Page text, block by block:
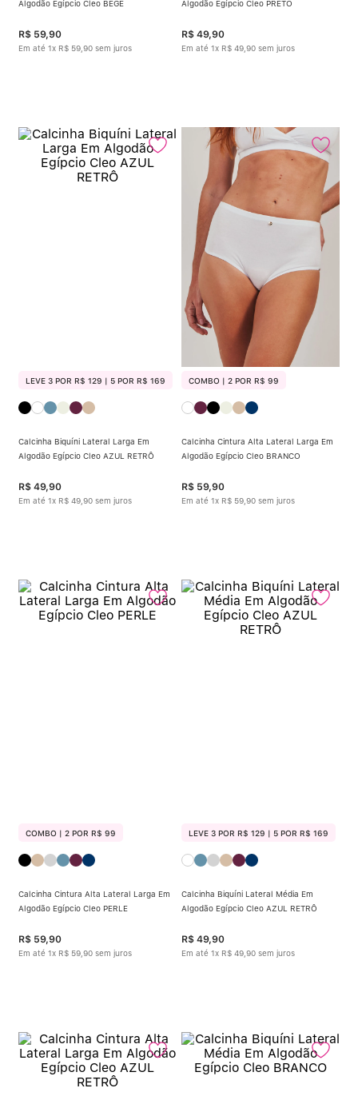
Algodão Egípcio Cleo BEGE
R$ 59,90
Em até 1x R$ 59 90 sem juros
Algodão Egípcio Cleo PRETO
R$ 49,90
Em até 1x R$ 49 90 sem juros
LEVE 3 POR R$ 129 | 5 POR R$ 169
Calcinha Biquíni Lateral Larga Em
Algodão Egípcio Cleo AZUL RETRÔ
R$ 49,90
Em até 1x R$ 49 90 sem juros
COMBO | 2 POR R$ 99
Calcinha Cintura Alta Lateral Larga Em
Algodão Egípcio Cleo BRANCO
R$ 59,90
Em até 1x R$ 59 90 sem juros
COMBO | 2 POR R$ 99
Calcinha Cintura Alta Lateral Larga Em
Algodão Egípcio Cleo PERLE
R$ 59,90
Em até 1x R$ 59 90 sem juros
LEVE 3 POR R$ 129 | 5 POR R$ 169
Calcinha Biquíni Lateral Média Em
Algodão Egípcio Cleo AZUL RETRÔ
R$ 49,90
Em até 1x R$ 49 90 sem juros